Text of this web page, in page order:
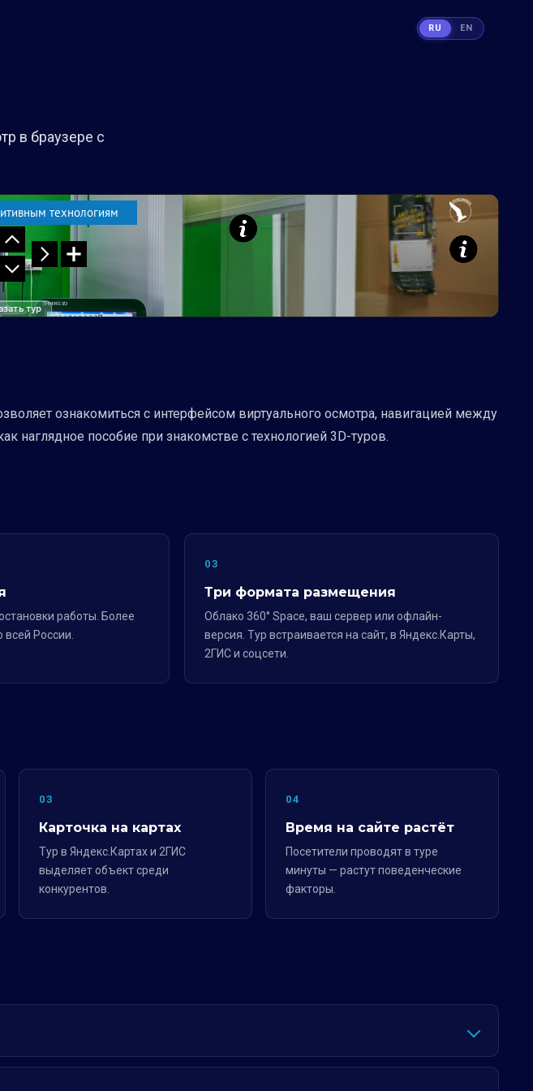
в браузере с
тур
ознакомиться с интерфейсом виртуального осмотра, навигацией между
наглядное пособие при знакомстве с технологией 3D-туров.
работы. Более
России.
03
Три формата размещения
Облако 360° Space, ваш сервер или офлайн-
версия. Тур встраивается на сайт, в Яндекс.Карты,
2ГИС и соцсети.
03
Карточка на картах
Тур в Яндекс.Картах и 2ГИС
выделяет объект среди
конкурентов.
04
Время на сайте растёт
Посетители проводят в туре
минуты — растут поведенческие
факторы.
RU EN